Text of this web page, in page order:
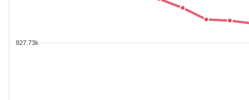
827.73k